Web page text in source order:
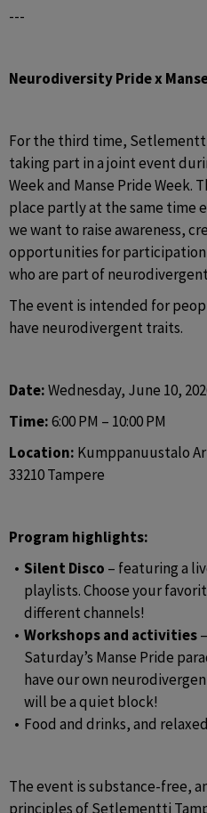
---
Neurodiversity Pride x
For the third time,
taking part in a joint event
Week and Manse Pride Week.
place partly at the same time
we want to raise awareness,
opportunities for
who are part of
The event is intended for
have neurodivergent traits.
Date: Wednesday, June 10,
Time: 6:00 PM – 10:00 PM
Location: Kumppanuustalo
33210 Tampere
Program highlights:
Silent Disco – featuring a
playlists. Choose your
different channels!
Workshops and activities
Saturday’s Manse Pride
have our own
will be a quiet block!
Food and drinks, and
The event is substance-free,
principles of Setlementti